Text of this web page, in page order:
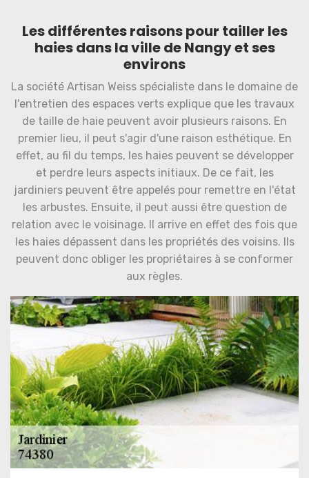
Les différentes raisons pour tailler les
haies dans la ville de Nangy et ses
environs
La société Artisan Weiss spécialiste dans le domaine de
l'entretien des espaces verts explique que les travaux
de taille de haie peuvent avoir plusieurs raisons. En
premier lieu, il peut s'agir d'une raison esthétique. En
effet, au fil du temps, les haies peuvent se développer
et perdre leurs aspects initiaux. De ce fait, les
jardiniers peuvent être appelés pour remettre en l'état
les arbustes. Ensuite, il peut aussi être question de
relation avec le voisinage. Il arrive en effet des fois que
les haies dépassent dans les propriétés des voisins. Ils
peuvent donc obliger les propriétaires à se conformer
aux règles.